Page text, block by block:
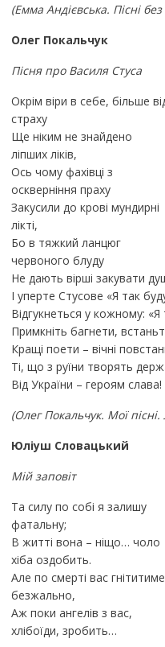
(Емма Андієвська. Пісні
Олег Покальчук
Пісня про Василя Стуса
Окрім віри в себе, більше
страху
Ще ніким не знайдено
ліпших ліків,
Ось чому фахівці з
оскверніння праху
Закусили до крові мундирні
лікті,
Бо в тяжкий ланцюг
червоного блуду
Не дають вірші закувати
І уперте Стусове «Я так
Відгукнеться у кожному:
Примкніть багнети,
Кращі поети – вічні
Ті, що з руїни творять
Від України – героям слава!
(Олег Покальчук. Мої пісні.
Юліуш Словацький
Мій заповіт
Та силу по собі я залишу
фатальну;
В житті вона – ніщо… чоло
хіба оздобить.
Але по смерті вас гнітитиме
безжально,
Аж поки ангелів з вас,
хлібоїди, зробить…